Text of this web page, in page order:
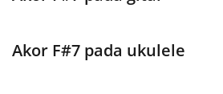
Italiano
Akor F#7 pada ukulele